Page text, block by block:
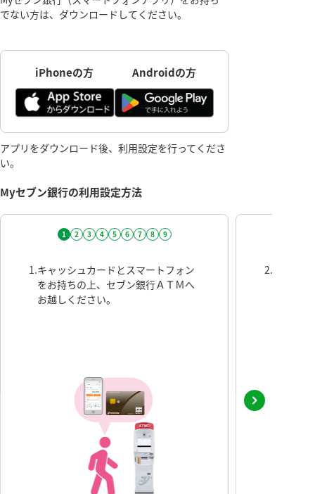
でない方は、ダウンロードしてください。
iPhoneの方 Androidの方
アプリをダウンロード後、利用設定を行ってくださ
い。
Myセブン銀行の利用設定方法
1 2 3 4 5 6 7 8 9
1.キャッシュカードとスマートフォン
をお持ちの上、セブン銀行ＡＴＭへ
お越しください。
2.